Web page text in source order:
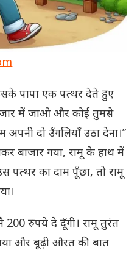
पापा एक पत्थर देते हुए
में जाओ और कोई तुमसे
दो उँगलियाँ उठा देना।”
बाजार गया, रामू के हाथ में
का दाम पूँछा, तो रामू
रुपये दे दूँगी। रामू तुरंत
और बूढ़ी औरत की बात